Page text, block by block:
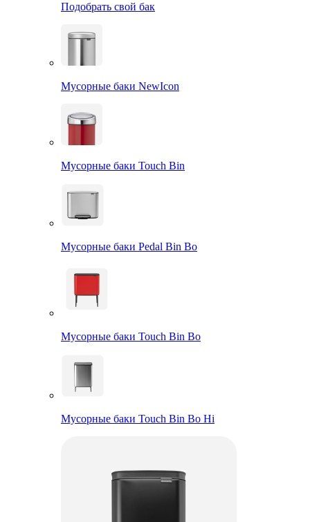
Подобрать свой бак
Мусорные баки NewIcon
Мусорные баки Touch Bin
Мусорные баки Pedal Bin Bo
Мусорные баки Touch Bin Bo
Мусорные баки Touch Bin Bo Hi